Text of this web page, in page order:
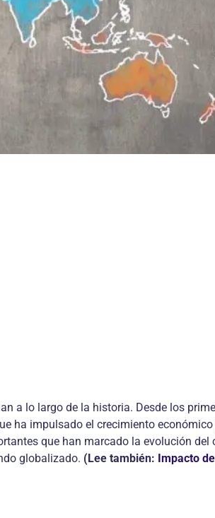
a lo largo de la historia. Desde los
ha impulsado el crecimiento
que han marcado la evolución del
globalizado. (Lee también: Impacto